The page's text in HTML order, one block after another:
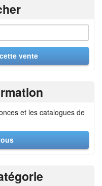
et les catalogues de